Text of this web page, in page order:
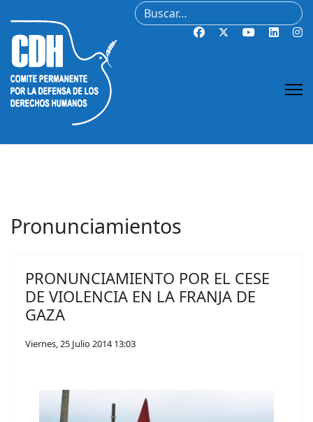
Buscar
Pronunciamientos
PRONUNCIAMIENTO POR EL CESE
DE VIOLENCIA EN LA FRANJA DE
GAZA
Viernes, 25 Julio 2014 13:03